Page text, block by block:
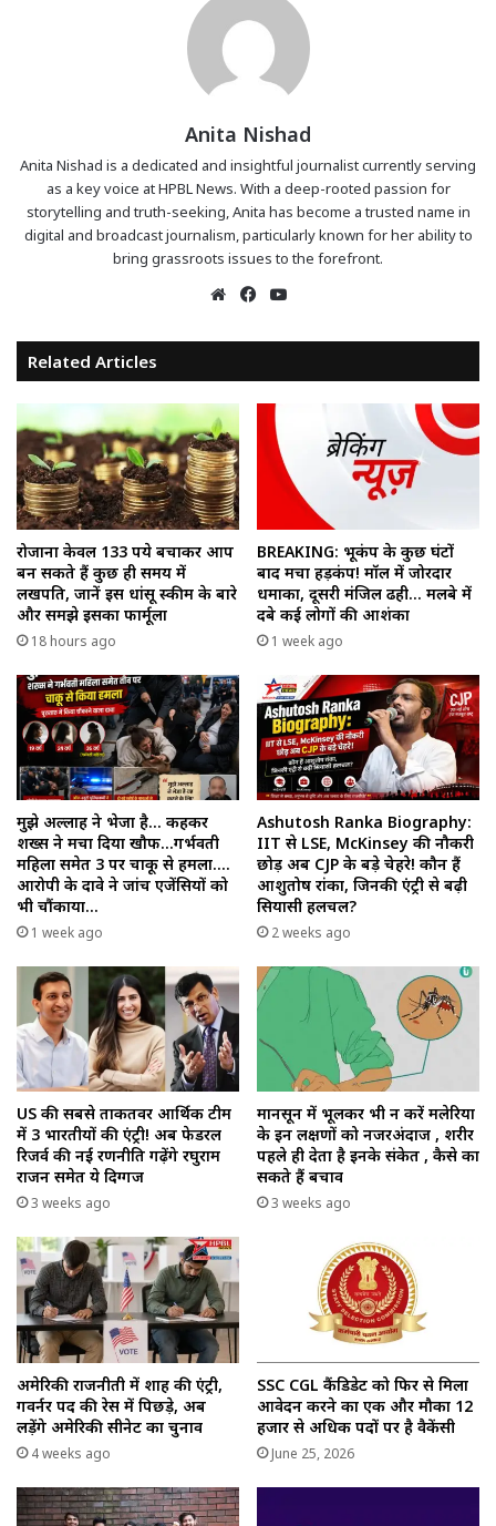
Anita Nishad
Anita Nishad is a dedicated and insightful journalist currently serving
as a key voice at HPBL News. With a deep-rooted passion for
storytelling and truth-seeking, Anita has become a trusted name in
digital and broadcast journalism, particularly known for her ability to
bring grassroots issues to the forefront.
WebsiteFacebook
Related Articles
रोजाना केवल 133 रुपये बचाकर आप
बन सकते हैं कुछ ही समय में
लखपति, जानें इस धांसू स्कीम के बारे
और समझे इसका फार्मूला
18 hours ago
BREAKING: भूकंप के कुछ घंटों
बाद मचा हड़कंप! मॉल में जोरदार
धमाका, दूसरी मंजिल ढही… मलबे में
दबे कई लोगों की आशंका
1 week ago
मुझे अल्लाह ने भेजा है… कहकर
शख्स ने मचा दिया खौफ…गर्भवती
महिला समेत 3 पर चाकू से हमला….
आरोपी के दावे ने जांच एजेंसियों को
भी चौंकाया…
1 week ago
Ashutosh Ranka Biography:
IIT से LSE, McKinsey की नौकरी
छोड़ अब CJP के बड़े चेहरे! कौन हैं
आशुतोष रांका, जिनकी एंट्री से बढ़ी
सियासी हलचल?
2 weeks ago
US की सबसे ताकतवर आर्थिक टीम
में 3 भारतीयों की एंट्री! अब फेडरल
रिजर्व की नई रणनीति गढ़ेंगे रघुराम
राजन समेत ये दिग्गज
3 weeks ago
मानसून में भूलकर भी न करें मलेरिया
के इन लक्षणों को नजरअंदाज , शरीर
पहले ही देता है इनके संकेत , कैसे का
सकते हैं बचाव
3 weeks ago
अमेरिकी राजनीती में शाह की एंट्री,
गवर्नर पद की रेस में पिछड़े, अब
लड़ेंगे अमेरिकी सीनेट का चुनाव
4 weeks ago
SSC CGL कैंडिडेट को फिर से मिला
आवेदन करने का एक और मौका 12
हजार से अधिक पदों पर है वैकेंसी
June 25, 2026